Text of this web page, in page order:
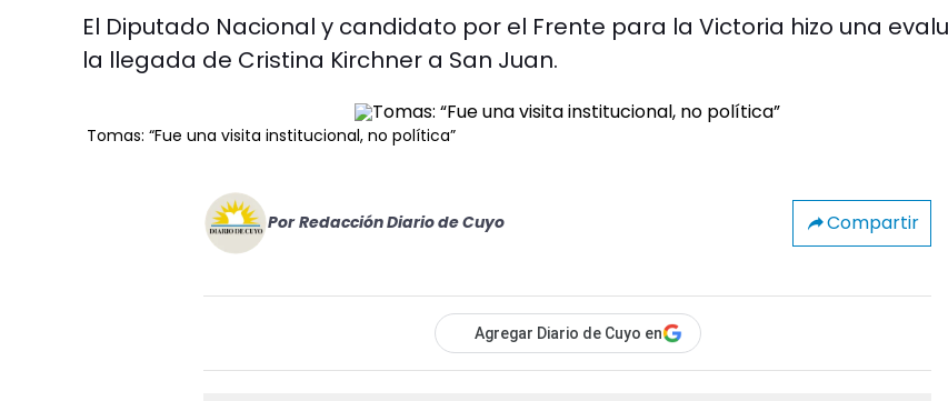
El Diputado Nacional y candidato por el Frente para la Victoria hizo una
la llegada de Cristina Kirchner a San Juan.
Tomas: “Fue una visita institucional, no política”
Por Redacción Diario de Cuyo Compartir
Agregar Diario de Cuyo en